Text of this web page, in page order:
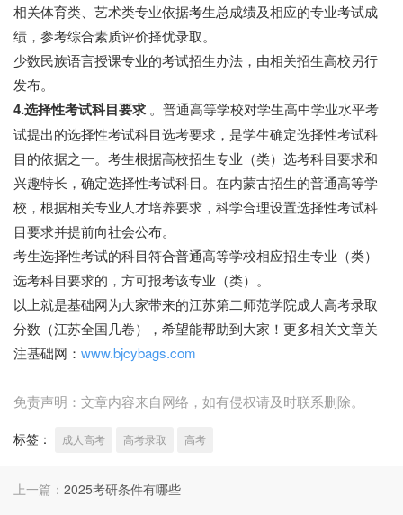
相关体育类、艺术类专业依据考生总成绩及相应的专业考试成
绩，参考综合素质评价择优录取。
少数民族语言授课专业的考试招生办法，由相关招生高校另行
发布。
4.选择性考试科目要求 。普通高等学校对学生高中学业水平考
试提出的选择性考试科目选考要求，是学生确定选择性考试科
目的依据之一。考生根据高校招生专业（类）选考科目要求和
兴趣特长，确定选择性考试科目。在内蒙古招生的普通高等学
校，根据相关专业人才培养要求，科学合理设置选择性考试科
目要求并提前向社会公布。
考生选择性考试的科目符合普通高等学校相应招生专业（类）
选考科目要求的，方可报考该专业（类）。
以上就是基础网为大家带来的江苏第二师范学院成人高考录取
分数（江苏全国几卷），希望能帮助到大家！更多相关文章关
注基础网： www.bjcybags.com
免责声明：文章内容来自网络，如有侵权请及时联系删除。
标签： 成人高考 高考录取 高考
上一篇： 2025考研条件有哪些